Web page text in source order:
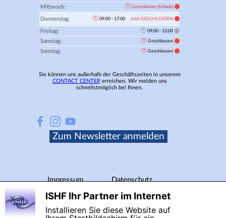
Mittwoch: 🕑 Geschlossen (Urlaub)
Donnerstag: 🕑 09:00 - 17:00 Jetzt GESCHLOSSEN
Freitag: 🕑 09:00 - 12:00
Samstag: 🕑 Geschlossen
Sonntag: 🕑 Geschlossen
Zum Newsletter anmelden
Sie können uns außerhalb der Geschäftszeiten in unserem
CONTACT CENTER erreichen. Wir melden uns
schnellstmöglich bei Ihnen.
Menü überspringen
Impressum Datenschutz
AGB Barrierefreiheit
ISHF Ihr Partner im Internet
Installieren Sie diese Website auf
X